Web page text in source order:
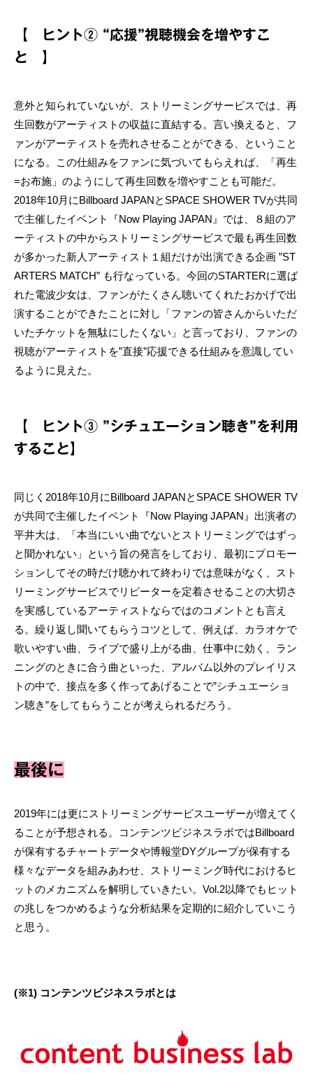
【 ヒント② “応援”視聴機会を増やすこ
と 】
意外と知られていないが、ストリーミングサービスでは、再
生回数がアーティストの収益に直結する。言い換えると、フ
ァンがアーティストを売れさせることができる、ということ
になる。この仕組みをファンに気づいてもらえれば、「再生
=お布施」のようにして再生回数を増やすことも可能だ。
2018年10月にBillboard JAPANとSPACE SHOWER TVが共同
で主催したイベント『Now Playing JAPAN』では、８組のア
ーティストの中からストリーミングサービスで最も再生回数
が多かった新人アーティスト１組だけが出演できる企画 ”ST
ARTERS MATCH” も行なっている。今回のSTARTERに選ば
れた電波少女は、ファンがたくさん聴いてくれたおかげで出
演することができたことに対し「ファンの皆さんからいただ
いたチケットを無駄にしたくない」と言っており、ファンの
視聴がアーティストを”直接”応援できる仕組みを意識してい
るように見えた。
【 ヒント③ ”シチュエーション聴き”を利用
すること】
同じく2018年10月にBillboard JAPANとSPACE SHOWER TV
が共同で主催したイベント『Now Playing JAPAN』出演者の
平井大は、「本当にいい曲でないとストリーミングではずっ
と聞かれない」という旨の発言をしており、最初にプロモー
ションしてその時だけ聴かれて終わりでは意味がなく、スト
リーミングサービスでリピーターを定着させることの大切さ
を実感しているアーティストならではのコメントとも言え
る。繰り返し聞いてもらうコツとして、例えば、カラオケで
歌いやすい曲、ライブで盛り上がる曲、仕事中に効く、ラン
ニングのときに合う曲といった、アルバム以外のプレイリス
トの中で、接点を多く作ってあげることで”シチュエーショ
ン聴き”をしてもらうことが考えられるだろう。
最後に
2019年には更にストリーミングサービスユーザーが増えてく
ることが予想される。コンテンツビジネスラボではBillboard
が保有するチャートデータや博報堂DYグループが保有する
様々なデータを組みあわせ、ストリーミング時代におけるヒ
ットのメカニズムを解明していきたい。Vol.2以降でもヒット
の兆しをつかめるような分析結果を定期的に紹介していこう
と思う。
(※1) コンテンツビジネスラボとは